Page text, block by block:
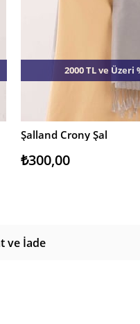
SEPETE EKLE
Şalland Crony Şal
2000 TL ve Üzeri
₺300,00
ve İade